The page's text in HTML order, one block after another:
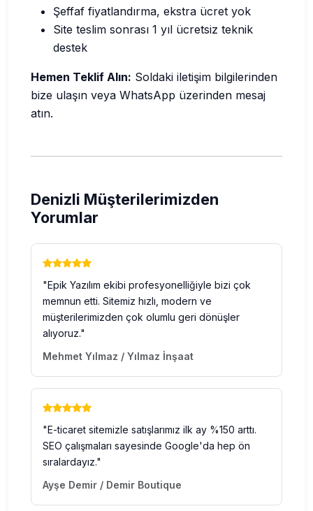
Şeffaf fiyatlandırma, ekstra ücret yok
Site teslim sonrası 1 yıl ücretsiz teknik
destek
Hemen Teklif Alın: Soldaki iletişim bilgilerinden
bize ulaşın veya WhatsApp üzerinden mesaj
atın.
Denizli Müşterilerimizden
Yorumlar
"Epik Yazılım ekibi profesyonelliğiyle bizi çok
memnun etti. Sitemiz hızlı, modern ve
müşterilerimizden çok olumlu geri dönüşler
alıyoruz."
Mehmet Yılmaz / Yılmaz İnşaat
"E-ticaret sitemizle satışlarımız ilk ay %150 arttı.
SEO çalışmaları sayesinde Google'da hep ön
sıralardayız."
Ayşe Demir / Demir Boutique